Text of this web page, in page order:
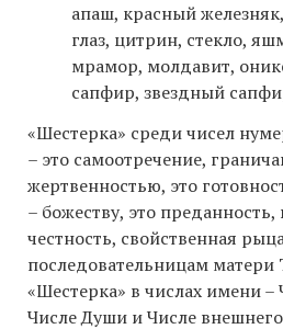
апаш, красный
глаз, цитрин, стекло,
мрамор, молдавит,
сапфир, звездный
«Шестерка» среди чисел
– это самоотречение,
жертвенностью, это
– божеству, это преданность,
честность, свойственная
последовательницам матери
«Шестерка» в числах имени
Числе Души и Числе